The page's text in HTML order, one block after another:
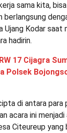
sama kita,
berlangsung
Ujang Kodar saat
hadirin.
17 Cijagra
Polsek
di antara para
acara ini
Citeureup yang